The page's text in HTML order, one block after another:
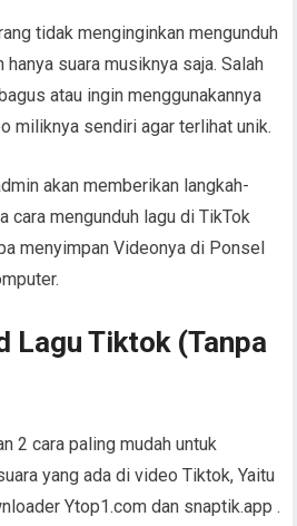
tidak menginginkan mengunduh
suara musiknya saja. Salah
atau ingin menggunakannya
miliknya sendiri agar terlihat unik.
akan memberikan langkah-
cara mengunduh lagu di TikTok
menyimpan Videonya di Ponsel
Lagu Tiktok (Tanpa
2 cara paling mudah untuk
yang ada di video Tiktok, Yaitu
Ytop1.com dan snaptik.app .